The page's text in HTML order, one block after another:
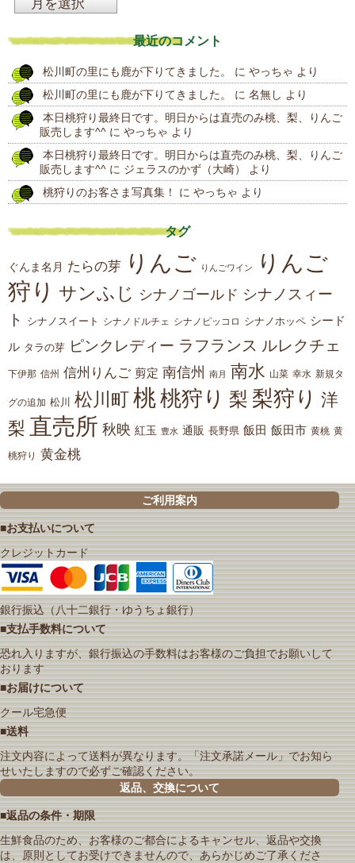
投
稿
最近のコメント
松川町の里にも鹿が下りてきました。 に やっちゃ より
松川町の里にも鹿が下りてきました。
に 名無し より
本日桃狩り最終日です。明日からは直売のみ桃、梨、りんご
販売します^^ に やっちゃ より
本日桃狩り最終日です。明日からは直売のみ桃、梨、りんご
販売します^^ に ジェラスのかず（大崎）
より
桃狩りのお客さま写真集！
に やっちゃ より
タグ
ぐんま名月 たらの芽 りんご りんごワイン
りんご
狩り サンふじ シナノゴールド シナノスィー
ト
シナノスイート シナノドルチェ シナノピッコロ シナノホッペ シード
ル タラの芽 ピンクレディー ラフランス ルレクチェ
下伊那 信州 信州りんご 剪定 南信州 南月 南水 山菜 幸水 新規タ
グの追加 松川 松川町 桃桃狩り 梨 梨狩り 洋
梨 直売所 秋映 紅玉 豊水 通販 長野県 飯田 飯田市 黄桃 黄
桃狩り 黄金桃
ご利用案内
■お支払いについて
クレジットカード
銀行振込（八十二銀行・ゆうちょ銀行）
■支払手数料について
恐れ入りますが、銀行振込の手数料はお客様のご負担でお願いして
おります
■お届けについて
クール宅急便
■送料
注文内容によって送料が異なります。「注文承諾メール」でお知ら
せいたしますので必ずご確認ください。
返品、交換について
■返品の条件・期限
生鮮食品のため、お客様のご都合によるキャンセル、返品や交換
は、原則としてお受けできませんので、あらかじめご了承くださ